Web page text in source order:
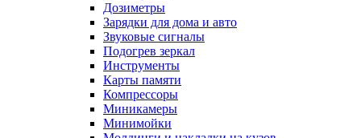
Дозиметры
Зарядки для дома и авто
Звуковые сигналы
Подогрев зеркал
Инструменты
Карты памяти
Компрессоры
Миникамеры
Минимойки